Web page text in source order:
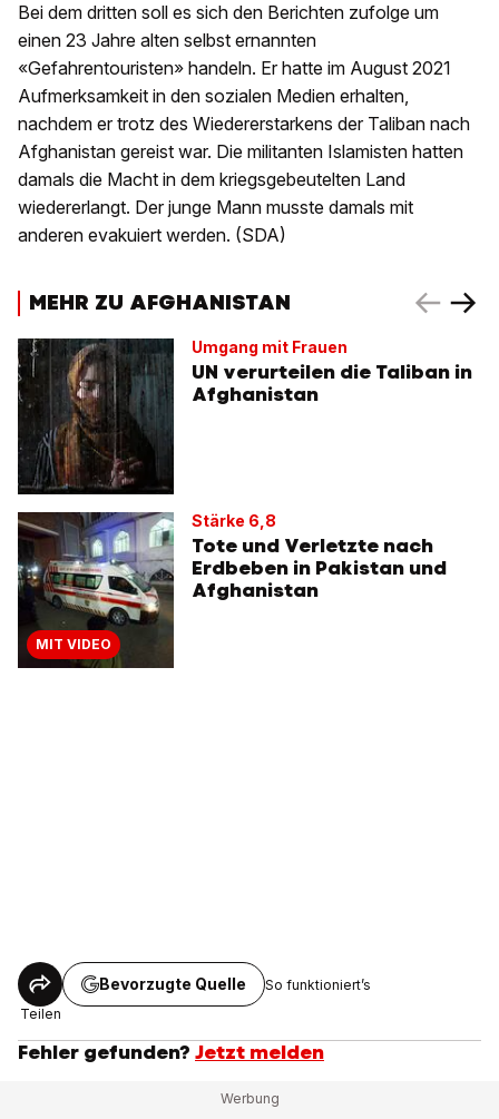
Bei dem dritten soll es sich den Berichten zufolge um
einen 23 Jahre alten selbst ernannten
«Gefahrentouristen» handeln. Er hatte im August 2021
Aufmerksamkeit in den sozialen Medien erhalten,
nachdem er trotz des Wiedererstarkens der Taliban nach
Afghanistan gereist war. Die militanten Islamisten hatten
damals die Macht in dem kriegsgebeutelten Land
wiedererlangt. Der junge Mann musste damals mit
anderen evakuiert werden. (SDA)
MEHR ZU AFGHANISTAN
Umgang mit Frauen
UN verurteilen die Taliban in
Afghanistan
MIT VIDEO
Stärke 6,8
Tote und Verletzte nach
Erdbeben in Pakistan und
Afghanistan
Teilen
Bevorzugte Quelle So funktioniert’s
Fehler gefunden? Jetzt melden